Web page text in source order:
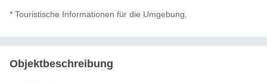
* Touristische Informationen für die Umgebung.
Objektbeschreibung